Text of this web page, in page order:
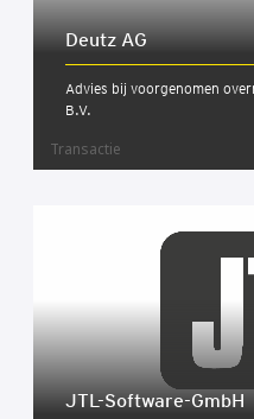
Deutz AG
Advies bij voorgenomen
B.V.
Transactie
JTL-Soft­wa­re-GmbH